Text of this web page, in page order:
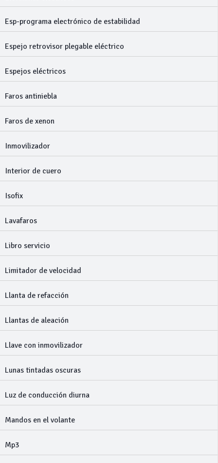
Esp-programa electrónico de estabilidad
Espejo retrovisor plegable eléctrico
Espejos eléctricos
Faros antiniebla
Faros de xenon
Inmovilizador
Interior de cuero
Isofix
Lavafaros
Libro servicio
Limitador de velocidad
Llanta de refacción
Llantas de aleación
Llave con inmovilizador
Lunas tintadas oscuras
Luz de conducción diurna
Mandos en el volante
Mp3